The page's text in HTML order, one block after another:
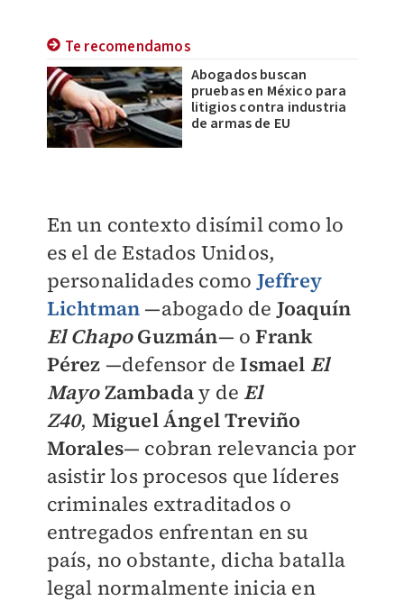
Te recomendamos
Abogados buscan
pruebas en México para
litigios contra industria
de armas de EU
En un contexto disímil como lo
es el de Estados Unidos,
personalidades como Jeffrey
Lichtman—abogado de Joaquín
El ChapoGuzmán— oFrank
Pérez —defensor deIsmael El
MayoZambaday de El
Z40, Miguel Ángel Treviño
Morales— cobran relevancia por
asistir los procesos que líderes
criminales extraditados o
entregados enfrentan en su
país, no obstante, dicha batalla
legal normalmente inicia en